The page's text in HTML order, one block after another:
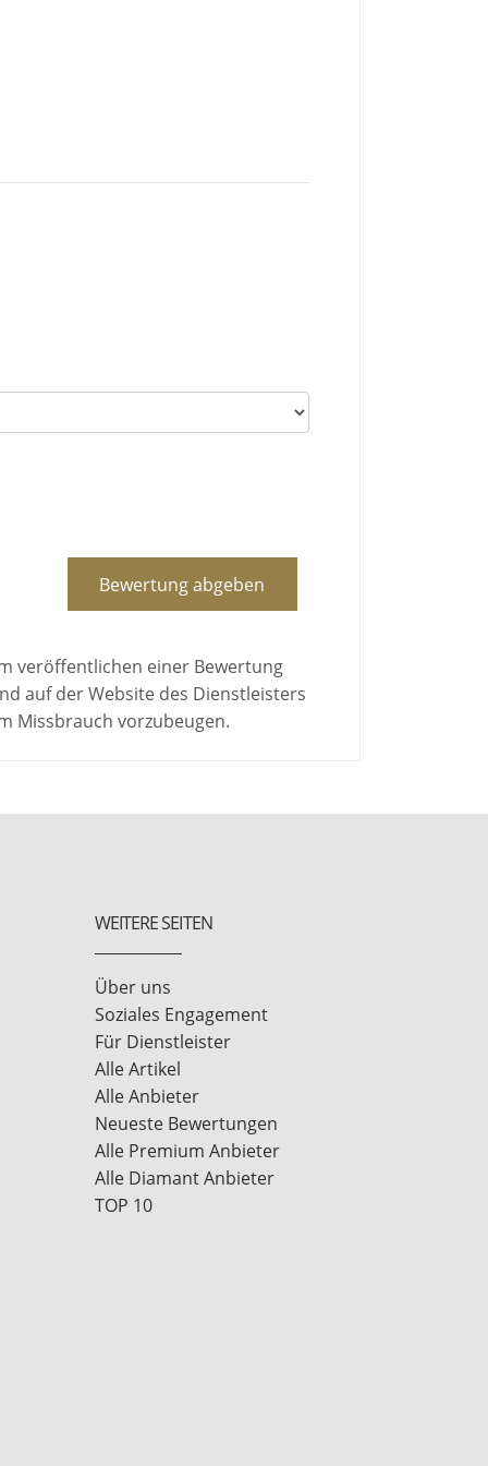
Bewertung abgeben
veröffentlichen einer Bewertung
auf der Website des Dienstleisters
Missbrauch vorzubeugen.
WEITERE SEITEN
Über uns
Soziales Engagement
Für Dienstleister
Alle Artikel
Alle Anbieter
Neueste Bewertungen
Alle Premium Anbieter
Alle Diamant Anbieter
TOP 10